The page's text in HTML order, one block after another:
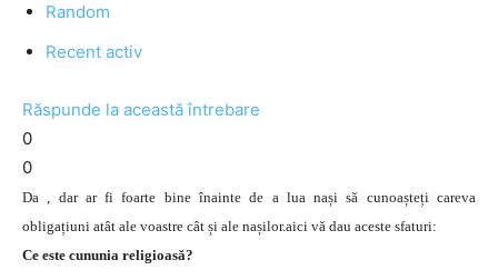
Random
Recent activ
Răspunde la această întrebare
0
0
Da , dar ar fi foarte bine înainte de a lua nași să cunoașteți careva
obligațiuni atât ale voastre cât și ale nașilor.aici vă dau aceste sfaturi:
Ce este cununia religioasă?